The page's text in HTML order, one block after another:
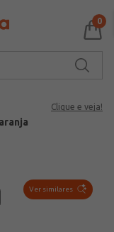
0
Clique e veja!
Ver similares